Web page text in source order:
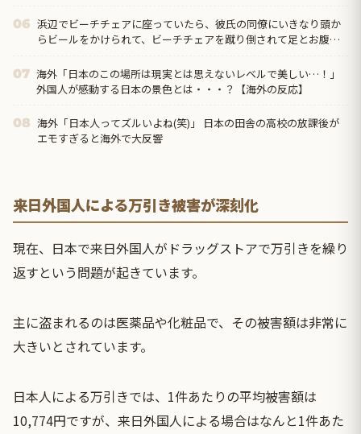
06 浜辺でビーチチェアに座っていたら、彼氏の同僚にいきなり頭か
らビールをかけられて、ビーチチェアを蹴り倒されて足とお腹を
07 海外「日本のこの場所は現実とは思えないレベルで美しい…！」
外国人が感動する日本の景色とは・・・？【海外の反応】
08 海外「日本人ってズルいよね(笑)」 日本の田舎の高校の放課後が
エモすぎると海外で大反響
来日外国人による万引き被害が深刻化
現在、日本で来日外国人がドラッグストアで万引きを繰り
返すという問題が起きています。
主に盗まれるのは医薬品や化粧品で、その被害額は非常に
大きいとされています。
日本人による万引きでは、1件あたりの平均被害額は
10,774円ですが、来日外国人による場合はなんと1件あた